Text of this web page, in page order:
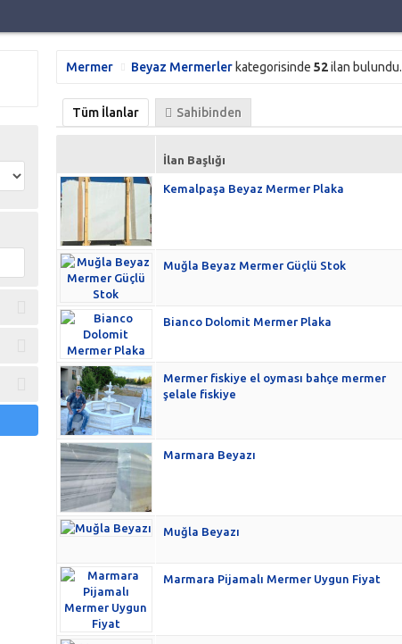
Mermer Beyaz Mermerler kategorisinde 52ilan bulundu.
Tüm İlanlar Sahibinden
İlan Başlığı
Kemalpaşa Beyaz Mermer Plaka
Muğla Beyaz Mermer Güçlü Stok
Bianco Dolomit Mermer Plaka
Mermer fiskiye el oyması bahçe mermer
şelale fiskiye
Marmara Beyazı
Muğla Beyazı
Marmara Pijamalı Mermer Uygun Fiyat